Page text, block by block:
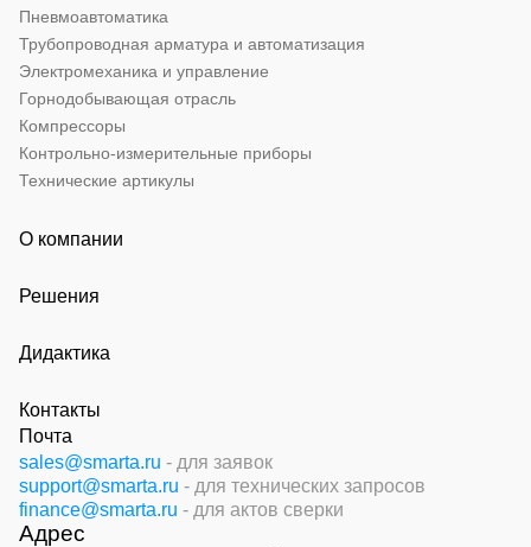
Пневмоавтоматика
Трубопроводная арматура и автоматизация
Электромеханика и управление
Горнодобывающая отрасль
Компрессоры
Контрольно-измерительные приборы
Технические артикулы
О компании
Решения
Дидактика
Контакты
Почта
sales@smarta.ru - для заявок
support@smarta.ru - для технических запросов
finance@smarta.ru - для актов сверки
Адрес